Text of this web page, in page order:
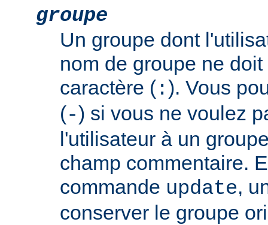
groupe
Un groupe dont
nom de groupe ne
caractère ( :). Vous
(-) si vous ne voulez
l'utilisateur à un
champ commentaire.
commande update,
conserver le groupe